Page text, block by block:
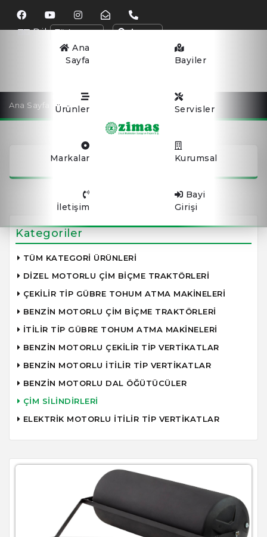
Dil
Arama
Ana
Sayfa
Ürünler
Markalar
İletişim
Bayiler
Servisler
Kurumsal
Bayi
Girişi
Ana Sayfa ÇİM SİLİNDİRLERİ
ÇİM SİLİNDİRLERİ
Kategoriler
TÜM KATEGORİ ÜRÜNLERİ
DİZEL MOTORLU ÇİM BİÇME TRAKTÖRLERİ
ÇEKİLİR TİP GÜBRE TOHUM ATMA MAKİNELERİ
BENZİN MOTORLU ÇİM BİÇME TRAKTÖRLERİ
İTİLİR TİP GÜBRE TOHUM ATMA MAKİNELERİ
BENZİN MOTORLU ÇEKİLİR TİP VERTİKATLAR
BENZİN MOTORLU İTİLİR TİP VERTİKATLAR
BENZİN MOTORLU DAL ÖĞÜTÜCÜLER
ÇİM SİLİNDİRLERİ
ELEKTRİK MOTORLU İTİLİR TİP VERTİKATLAR